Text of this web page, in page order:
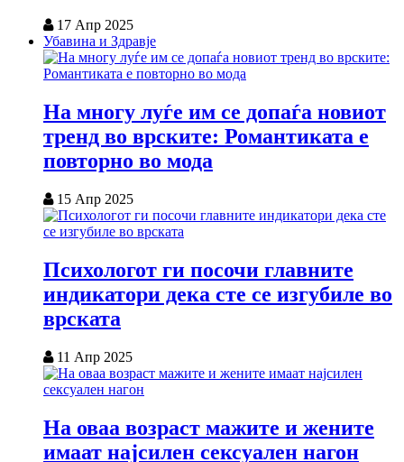
17 Апр 2025
Убавина и Здравје
На многу луѓе им се допаѓа новиот
тренд во врските: Романтиката е
повторно во мода
15 Апр 2025
Психологот ги посочи главните
индикатори дека сте се изгубиле во
врската
11 Апр 2025
На оваа возраст мажите и жените
имаат најсилен сексуален нагон